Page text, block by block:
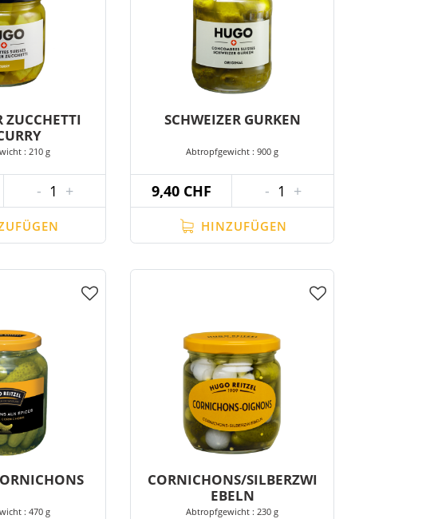
ZUCCHETTI
: 210 g
- 1 +
SCHWEIZER GURKEN
Abtropfgewicht : 900 g
9,40 CHF - 1 +
HINZUFÜGEN
: 470 g
CORNICHONS/SILBERZWI
EBELN
Abtropfgewicht : 230 g